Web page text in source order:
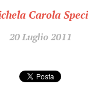
Carola
20 Luglio 2011